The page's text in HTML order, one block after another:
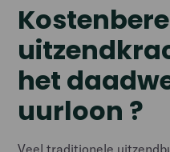
het
uurloon ?
Veel traditionele